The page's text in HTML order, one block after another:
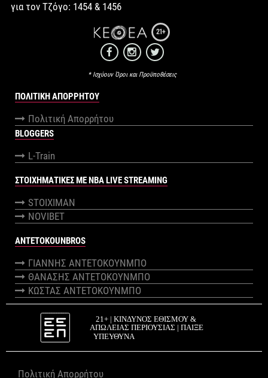
για τον Τζόγο: 1454 & 1456
21+
* Ισχύουν Όροι και Προϋποθέσεις
ΠΟΛΙΤΙΚΉ ΑΠΟΡΡΉΤΟΥ
Πολιτική Απορρήτου
BLOGGERS
L-Train
ΣΤΟΙΧΗΜΑΤΙΚΕΣ ΜΕ NBA LIVE STREAMING
STOIXIMAN
NOVIBET
ANTETOKOUNBROS
ΓΙΑΝΝΗΣ ΑΝΤΕΤΟΚΟΥΝΜΠΟ
ΘΑΝΑΣΗΣ ΑΝΤΕΤΟΚΟΥΝΜΠΟ
ΚΩΣΤΑΣ ΑΝΤΕΤΟΚΟΥΝΜΠΟ
Πολιτική Απορρήτου